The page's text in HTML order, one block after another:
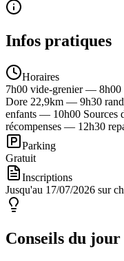
Infos pratiques
Horaires
7h00 vide-grenier —
Dore 22,9km — 9h30
enfants — 10h00 Sources
récompenses — 12h30
Parking
Gratuit
Inscriptions
Jusqu'au 17/07/2026 sur
Conseils du jour